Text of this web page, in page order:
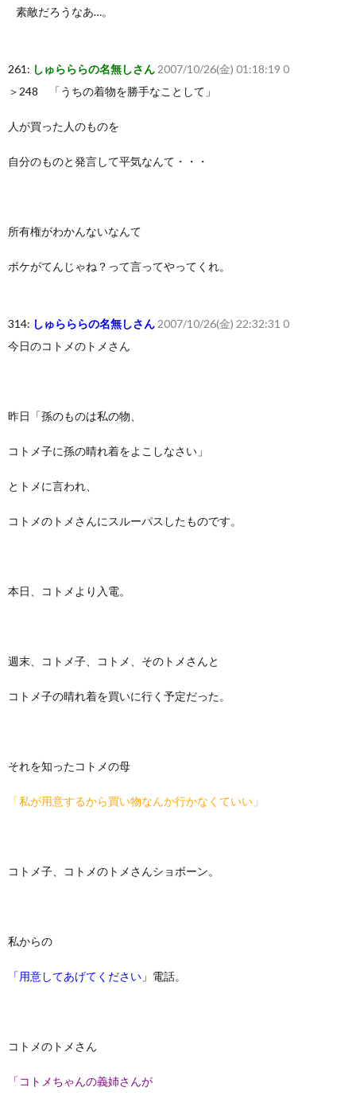
素敵だろうなあ…。
261: しゅらららの名無しさん 2007/10/26(金) 01:18:19 0
＞248 「うちの着物を勝手なことして」
人が買った人のものを
自分のものと発言して平気なんて・・・
所有権がわかんないなんて
ボケがてんじゃね？って言ってやってくれ。
314: しゅらららの名無しさん 2007/10/26(金) 22:32:31 0
今日のコトメのトメさん
昨日「孫のものは私の物、
コトメ子に孫の晴れ着をよこしなさい」
とトメに言われ、
コトメのトメさんにスルーパスしたものです。
本日、コトメより入電。
週末、コトメ子、コトメ、そのトメさんと
コトメ子の晴れ着を買いに行く予定だった。
それを知ったコトメの母
「私が用意するから買い物なんか行かなくていい」
コトメ子、コトメのトメさんショボーン。
私からの
「用意してあげてください」 電話。
コトメのトメさん
「コトメちゃんの義姉さんが